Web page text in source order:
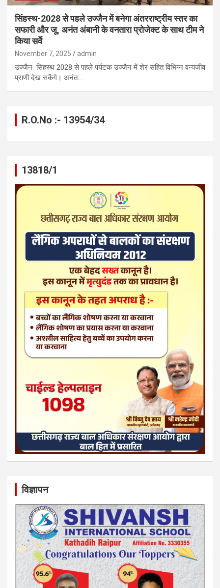
सिंहस्थ-2028 से पहले उज्जैन में बनेगा अंतरराष्ट्रीय स्तर का
सफारी और जू, अनंत अंबानी के वनतारा प्रोजेक्ट के साथ टीम ने
किया सर्वे
November 7, 2025 admin
उज्जैन सिंहस्थ 2028 से पहले पर्यटक उज्जैन में शेर सहित विभिन्न वन्यजीव
प्राणी देख सकेंगे। अनंत…
R.O.No :- 13954/34
13818/1
विज्ञापन